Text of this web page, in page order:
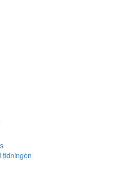
tidningen